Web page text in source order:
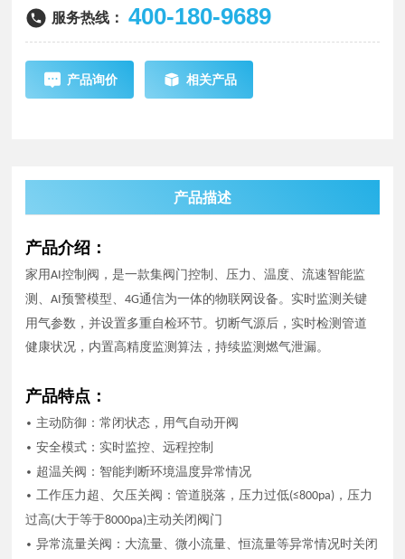
联系我们
服务热线： 400-180-9689
产品询价 相关产品
产品描述
产品介绍：
家用AI控制阀，是一款集阀门控制、压力、温度、流速智能监
测、AI预警模型、4G通信为一体的物联网设备。实时监测关键
用气参数，并设置多重自检环节。切断气源后，实时检测管道
健康状况，内置高精度监测算法，持续监测燃气泄漏。
产品特点：
• 主动防御 ：常闭状态，用气自动开阀
•安全模式 ： 实时监控、远程控制
• 超温关阀 ： 智能判断环境温度异常情况
• 工作压力超、欠压关阀 ：管道脱落，压力过低(≤800pa) ，压力
过高(大于等于8000pa)主动关闭阀门
•异常流量关阀 ： 大流量、微小流量、恒流量等异常情况时关闭